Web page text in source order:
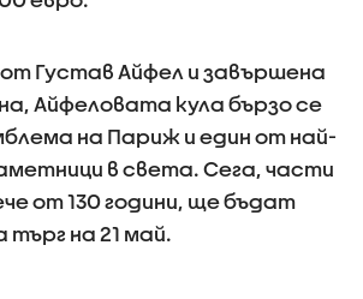
Густав Айфел и завършена
Айфеловата кула бързо се
на Париж и един от най-
в света. Сега, части
от 130 години, ще бъдат
търг на 21 май.